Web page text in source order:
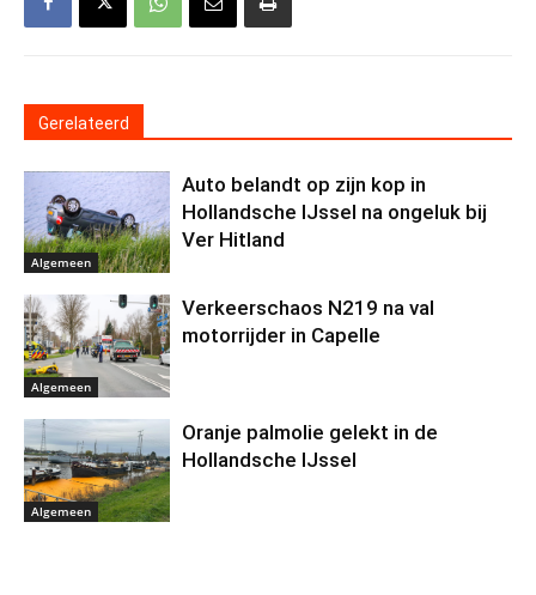
Gerelateerd
Algemeen
Auto belandt op zijn kop in
Hollandsche IJssel na ongeluk bij
Ver Hitland
Algemeen
Verkeerschaos N219 na val
motorrijder in Capelle
Algemeen
Oranje palmolie gelekt in de
Hollandsche IJssel